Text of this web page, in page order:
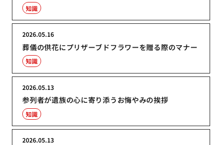
知識
葬儀の供花にプリザーブドフラワーを贈る際のマナー
2026.05.16
知識
参列者が遺族の心に寄り添うお悔やみの挨拶
2026.05.13
知識
2026.05.13